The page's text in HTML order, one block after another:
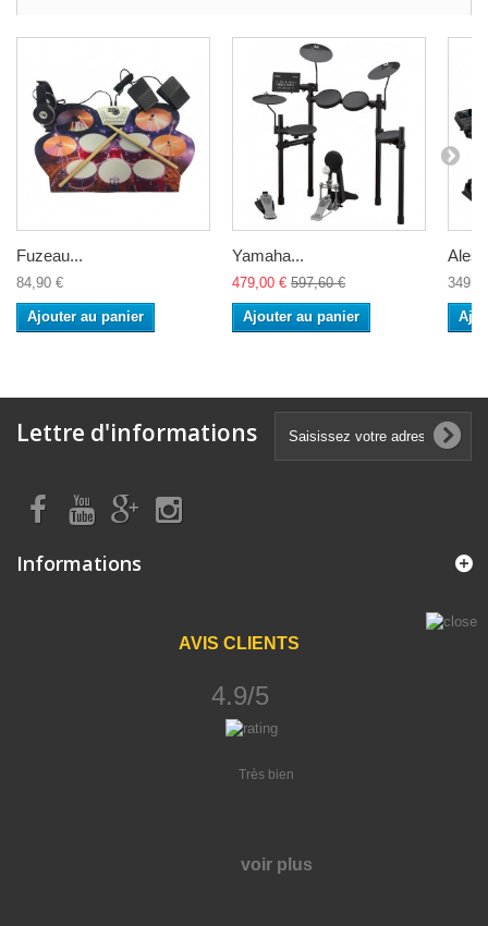
Fuzeau...
84,90 €
Ajouter au panier
Yamaha...
479,00 € 597,60 €
Ajouter au panier
Lettre d'informations
Informations
AVIS CLIENTS
4.9/5
Très bien
voir plus